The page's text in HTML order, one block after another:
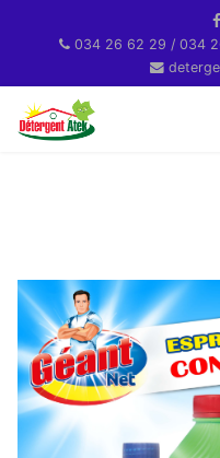
034 26 62 29 / 034